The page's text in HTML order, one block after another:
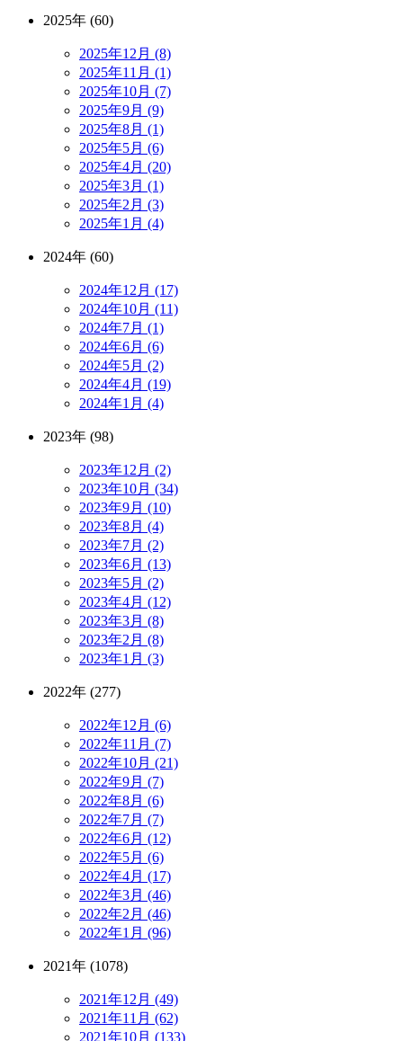
2025年 (60)
2025年12月 (8)
2025年11月 (1)
2025年10月 (7)
2025年9月 (9)
2025年8月 (1)
2025年5月 (6)
2025年4月 (20)
2025年3月 (1)
2025年2月 (3)
2025年1月 (4)
2024年 (60)
2024年12月 (17)
2024年10月 (11)
2024年7月 (1)
2024年6月 (6)
2024年5月 (2)
2024年4月 (19)
2024年1月 (4)
2023年 (98)
2023年12月 (2)
2023年10月 (34)
2023年9月 (10)
2023年8月 (4)
2023年7月 (2)
2023年6月 (13)
2023年5月 (2)
2023年4月 (12)
2023年3月 (8)
2023年2月 (8)
2023年1月 (3)
2022年 (277)
2022年12月 (6)
2022年11月 (7)
2022年10月 (21)
2022年9月 (7)
2022年8月 (6)
2022年7月 (7)
2022年6月 (12)
2022年5月 (6)
2022年4月 (17)
2022年3月 (46)
2022年2月 (46)
2022年1月 (96)
2021年 (1078)
2021年12月 (49)
2021年11月 (62)
2021年10月 (133)